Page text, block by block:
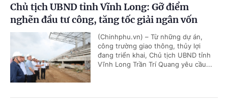
Chủ tịch UBND tỉnh Vĩnh Long: Gỡ điểm
nghẽn đầu tư công, tăng tốc giải ngân vốn
(Chinhphu.vn) – Từ những dự án,
công trường giao thông, thủy lợi
đang triển khai, Chủ tịch UBND tỉnh
Vĩnh Long Trần Trí Quang yêu cầu...